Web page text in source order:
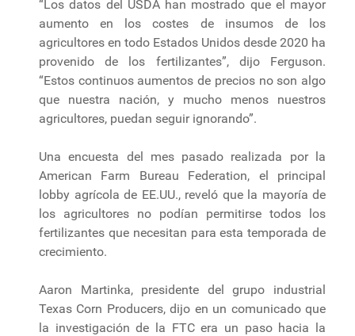
“Los datos del USDA han mostrado que el mayor
aumento en los costes de insumos de los
agricultores en todo Estados Unidos desde 2020 ha
provenido de los fertilizantes”, dijo Ferguson.
“Estos continuos aumentos de precios no son algo
que nuestra nación, y mucho menos nuestros
agricultores, puedan seguir ignorando”.
Una encuesta del mes pasado realizada por la
American Farm Bureau Federation, el principal
lobby agrícola de EE.UU., reveló que la mayoría de
los agricultores no podían permitirse todos los
fertilizantes que necesitan para esta temporada de
crecimiento.
Aaron Martinka, presidente del grupo industrial
Texas Corn Producers, dijo en un comunicado que
la investigación de la FTC era un paso hacia la